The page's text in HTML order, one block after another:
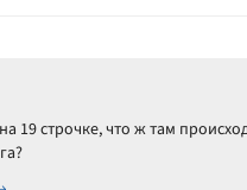
19 строчке, что ж там